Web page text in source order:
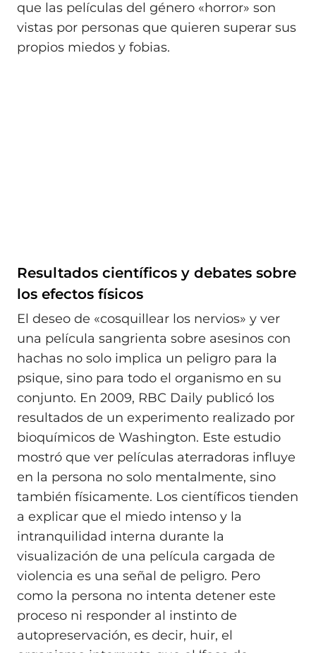
que las películas del género «horror» son
vistas por personas que quieren superar sus
propios miedos y fobias.
Resultados científicos y debates sobre
los efectos físicos
El deseo de «cosquillear los nervios» y ver
una película sangrienta sobre asesinos con
hachas no solo implica un peligro para la
psique, sino para todo el organismo en su
conjunto. En 2009, RBC Daily publicó los
resultados de un experimento realizado por
bioquímicos de Washington. Este estudio
mostró que ver películas aterradoras influye
en la persona no solo mentalmente, sino
también físicamente. Los científicos tienden
a explicar que el miedo intenso y la
intranquilidad interna durante la
visualización de una película cargada de
violencia es una señal de peligro. Pero
como la persona no intenta detener este
proceso ni responder al instinto de
autopreservación, es decir, huir, el